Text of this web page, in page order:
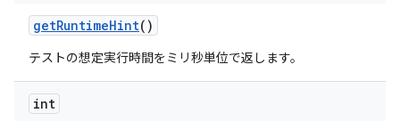
getRuntimeHint()
テストの想定実行時間をミリ秒単位で返します。
int